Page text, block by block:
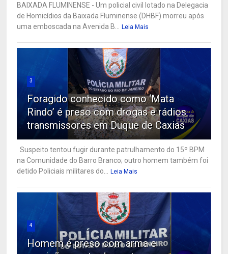
BAIXADA FLUMINENSE - Um policial civil lotado na Delegacia
de Homicídios da Baixada Fluminense (DHBF) morreu após
uma emboscada na Avenida B...
Leia Mais
3
Foragido conhecido como ‘Mata
Rindo’ é preso com drogas e rádios
transmissores em Duque de Caxias
Suspeito tentou fugir durante patrulhamento do 15º BPM
na Comunidade do Barro Branco; outro homem também foi
detido Policiais militares do...
Leia Mais
4
Homem é preso com arma e